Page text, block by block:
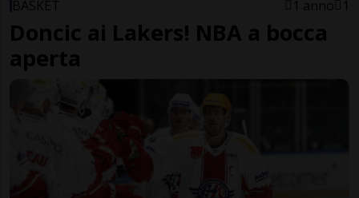
BASKET 1 anno 1
Doncic ai Lakers! NBA a bocca
aperta